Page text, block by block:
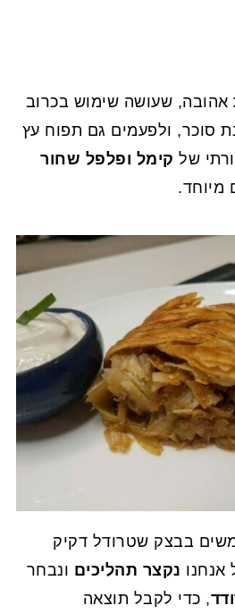
אהובה, שעושה שימוש בכרוב
סוכר, ולפעמים גם תפוח עץ
של קימל ופלפל שחור
מיוחד.
בבצק שטרודל דקיק
נקצר תהליכים ונבחר
, כדי לקבל תוצאה